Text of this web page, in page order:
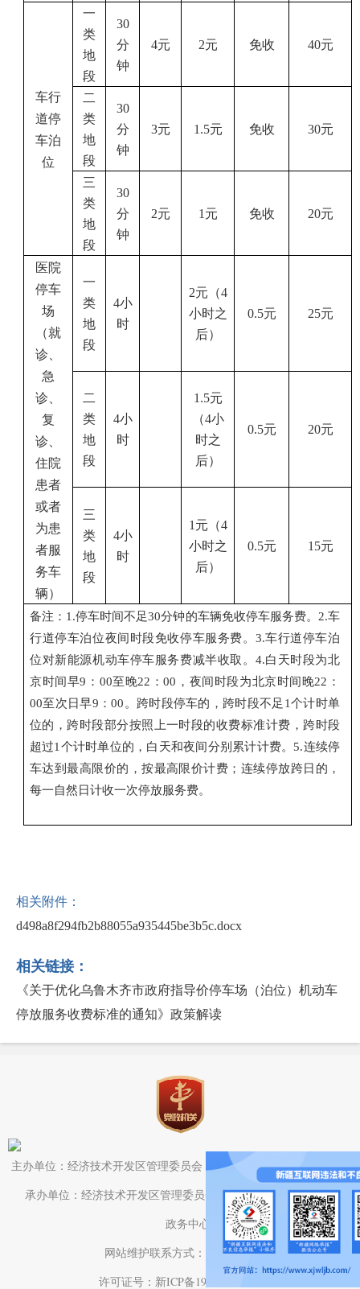
车行
道停
车泊
位
一
类
地
段
30
分
钟
4元 2元 免收 40元
二
类
地
段
30
分
钟
3元 1.5元 免收 30元
三
类
地
段
30
分
钟
2元 1 元 免收 20元
医院
停车
场
（就
诊、
急
诊、
复
诊、
住院
患者
或者
为患
者服
务车
辆）
一
类
地
段
4小
时
2元（4
小时之
后）
0.5元 25元
二
类
地
段
4小
时
1.5元
（4小
时之
后）
0.5元 20元
三
类
地
段
4小
时
1 元（4
小时之
后）
0.5元 15元
备注： 1.停车时间不足30分钟的车辆免收停车服务费。 2.车
行道停车泊位夜间时段免收停车服务费。 3.车行道停车泊
位对新能源机动车停车服务费减半收取。 4.白天时段为北
京时间早9 ： 00至晚22 ：00 ，夜间时段为北京时间晚22 ：
00至次日早9 ：00。跨时段停车的，跨时段不足 1个计时单
位的，跨时段部分按照上一时段的收费标准计费，跨时段
超过1个计时单位的，白天和夜间分别累计计费。 5.连续停
车达到最高限价的，按最高限价计费；连续停放跨日的，
每一自然日计收一次停放服务费。
相关附件：
d498a8f294fb2b88055a935445be3b5c.docx
相关链接：
《关于优化乌鲁木齐市政府指导价停车场（泊位）机动车
停放服务收费标准的通知》政策解读
主办单位：经济技术开发区管理委员会（头屯河区人民政府）办公室
承办单位：经济技术开发区管理委员会（头屯河区人民政府）电子
政务中心
网站维护联系方式：0991-3782709
许可证号：新ICP备19001575号-1